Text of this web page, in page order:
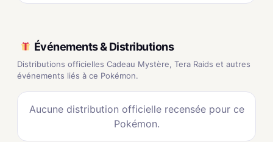
Événements & Distributions
Distributions officielles Cadeau Mystère, Tera Raids et autres
événements liés à ce Pokémon.
Aucune distribution officielle recensée pour ce
Pokémon.